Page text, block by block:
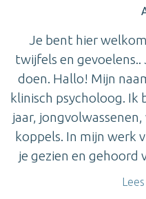
Je bent hier
twijfels en
doen. Hallo! Mijn
klinisch psycholoog. Ik
jaar,
koppels. In mijn werk
je gezien en gehoord